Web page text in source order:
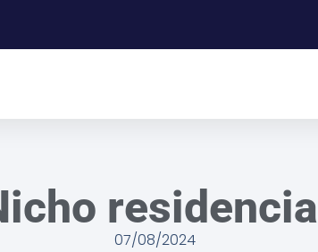
residencial
07/08/2024